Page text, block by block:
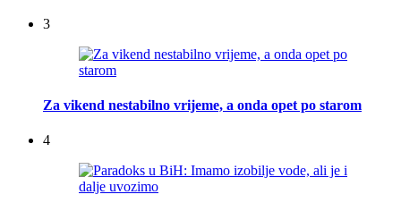
3
Za vikend nestabilno vrijeme, a onda opet po starom
4